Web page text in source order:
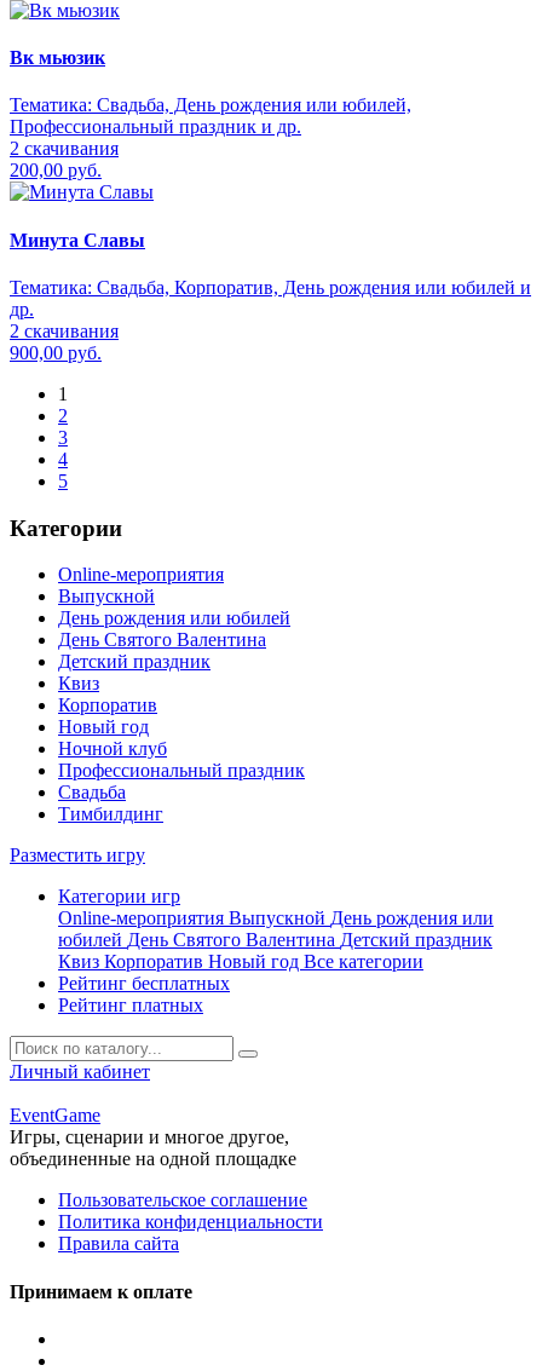
Вк мьюзик
Тематика: Свадьба, День рождения или юбилей,
Профессиональный праздник и др.
2 скачивания
200,00 руб.
Минута Славы
Тематика: Свадьба, Корпоратив, День рождения или юбилей и
др.
2 скачивания
900,00 руб.
1
2
3
4
5
Категории
Online-мероприятия
Выпускной
День рождения или юбилей
День Святого Валентина
Детский праздник
Квиз
Корпоратив
Новый год
Ночной клуб
Профессиональный праздник
Свадьба
Тимбилдинг
Разместить игру
Категории игр
Online-мероприятия Выпускной День рождения или
юбилей День Святого Валентина Детский праздник
Квиз Корпоратив Новый год Все категории
Рейтинг бесплатных
Рейтинг платных
Личный кабинет
EventGame
Игры, сценарии и многое другое,
объединенные на одной площадке
Пользовательское соглашение
Политика конфиденциальности
Правила сайта
Принимаем к оплате